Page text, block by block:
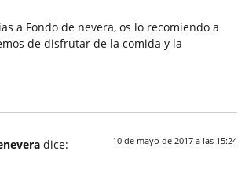
a Fondo de nevera, os lo recomiendo a
de disfrutar de la comida y la
dice: 10 de mayo de 2017 a las 15:24